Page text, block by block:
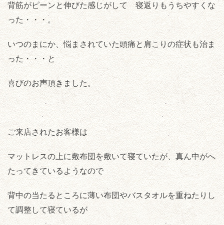
背筋がピーンと伸びた感じがして 寝返りもうちやすくな
った・・・。
いつのまにか、悩まされていた頭痛と肩こりの症状も治ま
った・・・と
喜びのお声頂きました。
ご来店されたお客様は
マットレスの上に敷布団を敷いて寝ていたが、真ん中がへ
たってきているようなので
背中の当たるところに薄い布団やバスタオルを重ねたりし
て調整して寝ているが